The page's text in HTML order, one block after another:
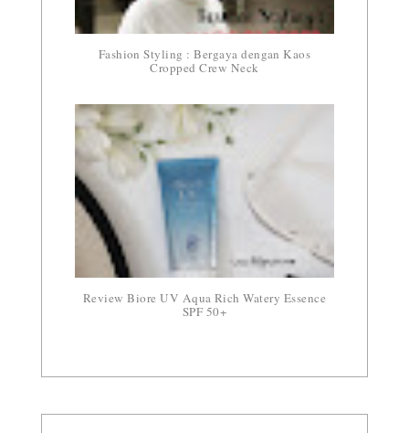
Fashion Styling : Bergaya dengan Kaos
Cropped Crew Neck
Review Biore UV Aqua Rich Watery Essence
SPF 50+